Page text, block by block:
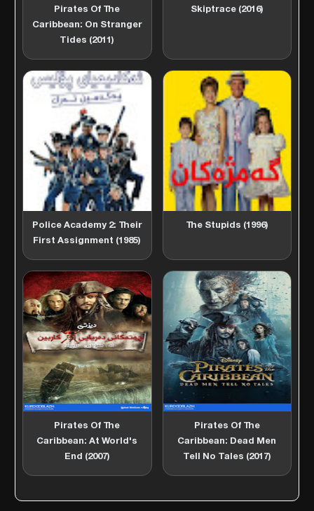
Skiptrace (2016)
Pirates Of The
Caribbean: On Stranger
Tides (2011)
The Stupids (1996)
Police Academy 2: Their
First Assignment (1985)
Pirates Of The
Caribbean: Dead Men
Tell No Tales (2017)
Pirates Of The
Caribbean: At World's
End (2007)